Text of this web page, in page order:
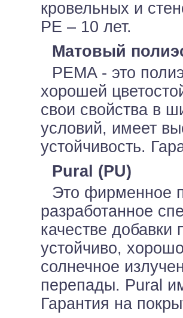
кровельных и
PE – 10 лет.
Матовый
PEMA - это
хорошей
свои свойства в
условий, имеет
устойчивость.
Pural (PU)
Это фирменное
разработанное
качестве
устойчиво,
солнечное
перепады. Pural
Гарантия на